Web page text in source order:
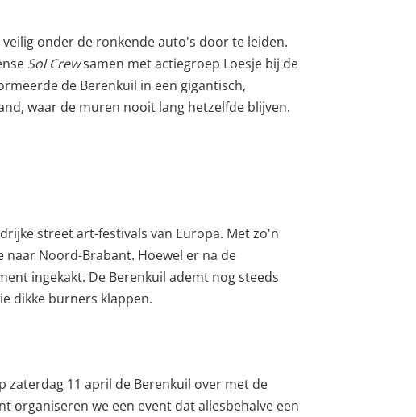
onder de ronkende auto's door te leiden.
Sol Crewsamen met actiegroep Loesje bij de
de Berenkuil in een gigantisch,
waar de muren nooit lang hetzelfde blijven.
street art-festivals van Europa. Met zo'n
Noord-Brabant. Hoewel er na de
ingekakt. De Berenkuil ademt nog steeds
dikke burners klappen.
zaterdag 11 april de Berenkuil over met de
organiseren we een event dat allesbehalve een